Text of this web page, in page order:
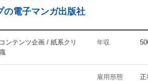
の電子マンガ出版社
ンテンツ企画 / 紙系クリ
年収
雇用形態 正